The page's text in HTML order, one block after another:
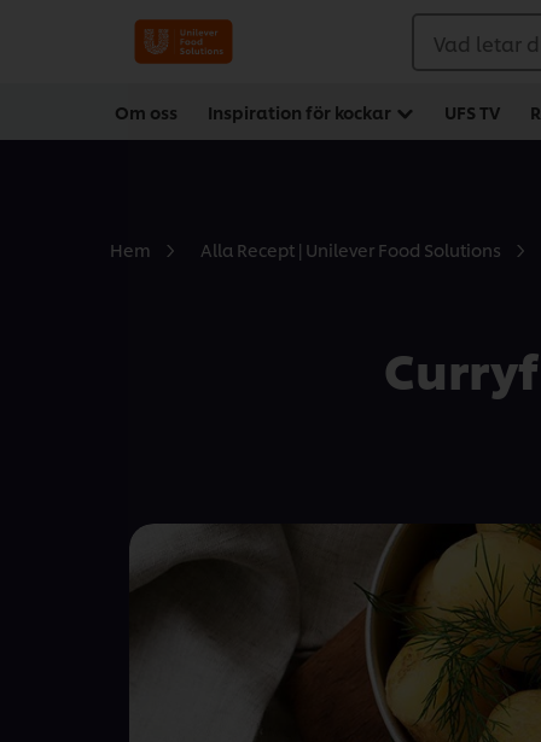
Vad letar
Om oss Inspiration för kockar UFS TV
Hem Alla Recept | Unilever Food Solutions